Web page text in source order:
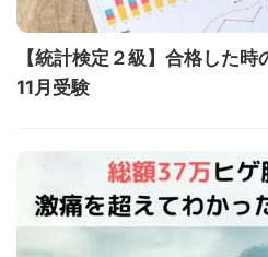
【統計検定２級】合格した
11月受験